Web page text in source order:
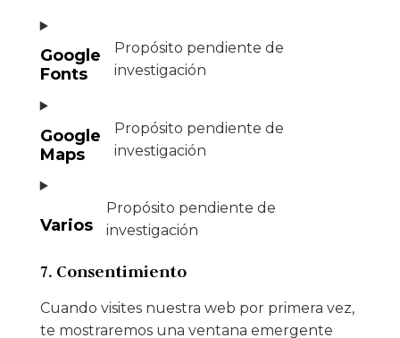
Google
Fonts
Propósito pendiente de
investigación
Google
Maps
Propósito pendiente de
investigación
Varios
Propósito pendiente de
investigación
7. Consentimiento
Cuando visites nuestra web por primera vez,
te mostraremos una ventana emergente